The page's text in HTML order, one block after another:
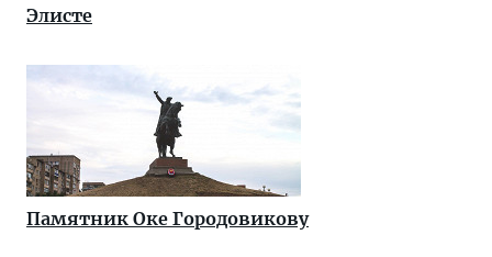
Элисте
Памятник Оке Городовикову